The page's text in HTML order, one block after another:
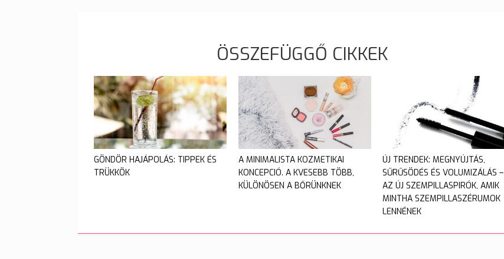
ÖSSZEFÜGGŐ CIKKEK
GÖNDÖR HAJÁPOLÁS: TIPPEK ÉS
TRÜKKÖK
A MINIMALISTA KOZMETIKAI
KONCEPCIÓ. A KVESEBB TÖBB,
KÜLÖNÖSEN A BŐRÜNKNEK
ÚJ TRENDEK: MEGNYÚJTÁS,
SŰRŰSÖDÉS ÉS VOLUMIZÁLÁS –
AZ ÚJ SZEMPILLASPIRÓK, AMIK
MINTHA SZEMPILLASZÉRUMOK
LENNÉNEK